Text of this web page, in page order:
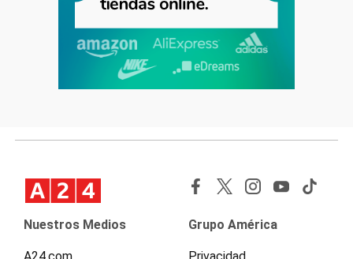
Nuestros Medios Grupo América